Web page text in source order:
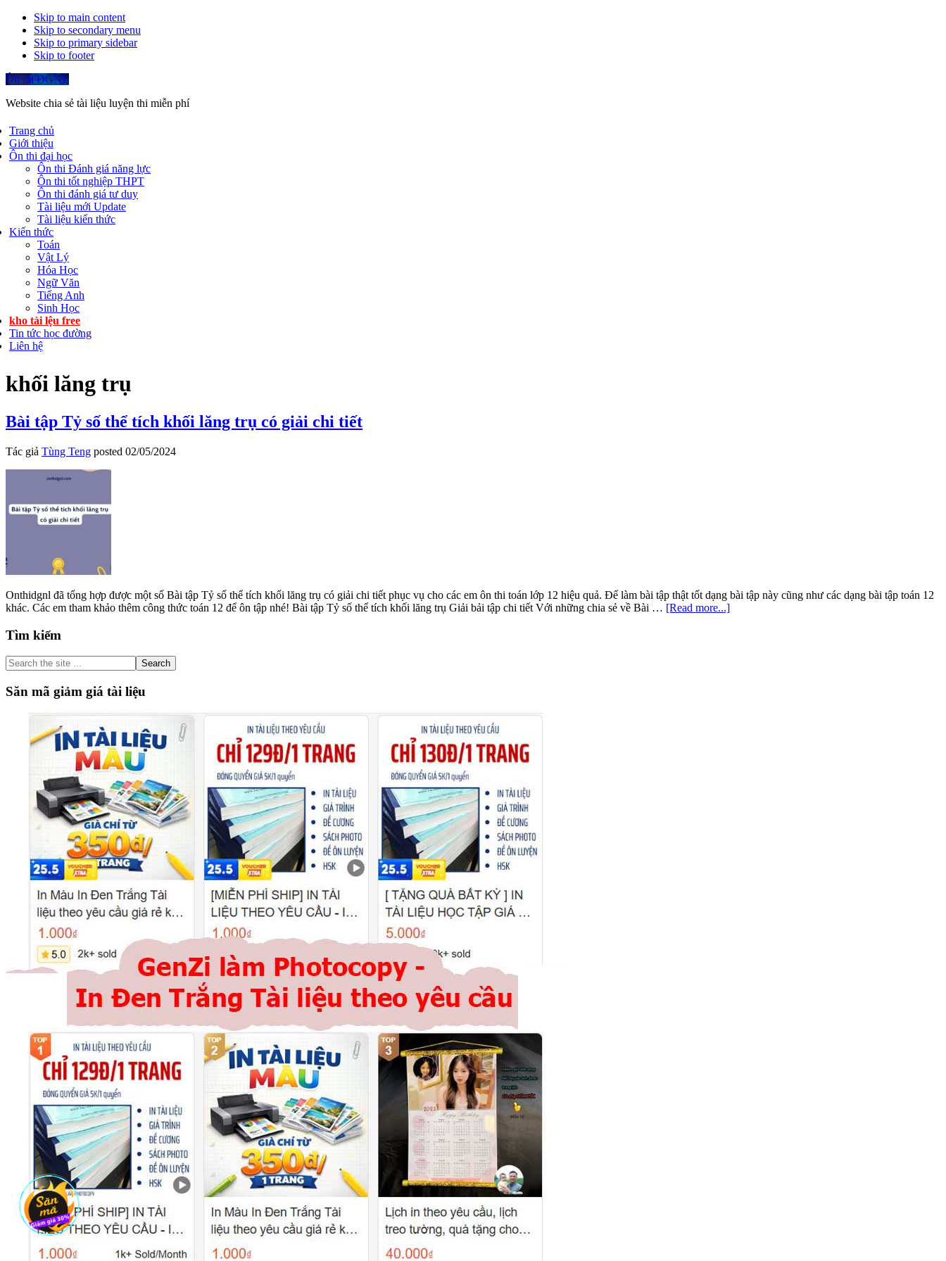
Skip to main content
Skip to secondary menu
Skip to primary sidebar
Skip to footer
Ôn thi ĐGNL
Website chia sẻ tài liệu luyện thi miễn phí
Trang chủ
Giới thiệu
Ôn thi đại học
Ôn thi Đánh giá năng lực
Ôn thi tốt nghiệp THPT
Ôn thi đánh giá tư duy
Tài liệu mới Update
Tài liệu kiến thức
Kiến thức
Toán
Vật Lý
Hóa Học
Ngữ Văn
Tiếng Anh
Sinh Học
kho tài lệu free
Tin tức học đường
Liên hệ
khối lăng trụ
Bài tập Tỷ số thể tích khối lăng trụ có giải chi tiết
Tác giả Tùng Teng posted 02/05/2024
Onthidgnl đã tổng hợp được một số Bài tập Tỷ số thể tích khối lăng trụ có giải chi tiết phục vụ cho các em ôn thi toán lớp 12 hiệu quả. Để làm bài tập thật tốt dạng bài tập này cũng như các dạng bài tập toán 12
khác. Các em tham khảo thêm công thức toán 12 để ôn tập nhé! Bài tập Tỷ số thể tích khối lăng trụ Giải bải tập chi tiết Với những chia sẻ về Bài … [Read more...]about
Primary
Sidebar
Tìm kiếm
Search
the
site
...
Săn mã giảm giá tài liệu